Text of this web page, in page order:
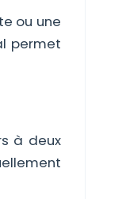
ou une
permet
à deux